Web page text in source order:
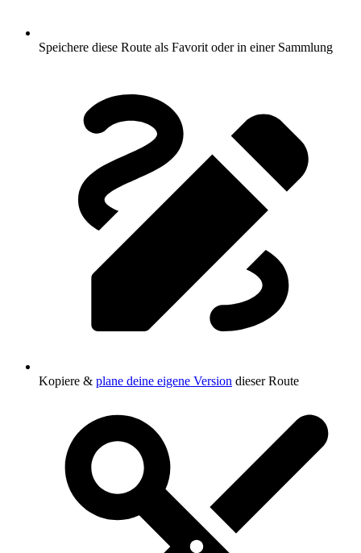
Speichere diese Route als Favorit oder in einer Sammlung
Kopiere & plane deine eigene Version dieser Route